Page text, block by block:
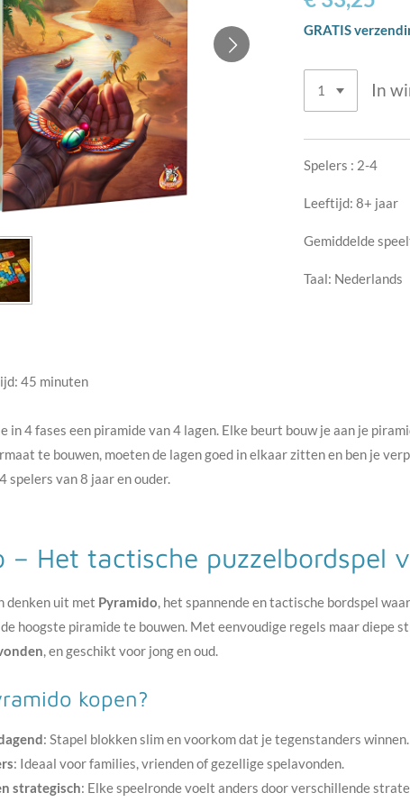
GRATIS
In
Spelers : 2-4
Leeftijd: 8+ jaar
Gemiddelde
Taal: Nederlands
45 minuten
in 4 fases een piramide van 4 lagen. Elke beurt bouw je aan je
te bouwen, moeten de lagen goed in elkaar zitten en ben je
spelers van 8 jaar en ouder.
– Het tactische puzzelbordspel
denken uit met Pyramido, het spannende en tactische bordspel
hoogste piramide te bouwen. Met eenvoudige regels maar diepe
, en geschikt voor jong en oud.
kopen?
: Stapel blokken slim en voorkom dat je tegenstanders winnen.
: Ideaal voor families, vrienden of gezellige spelavonden.
strategisch: Elke speelronde voelt anders door verschillende